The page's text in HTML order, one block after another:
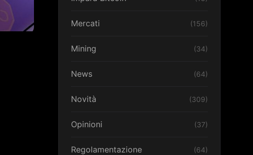
Mercati (156)
Mining (34)
News (64)
Novità (309)
Opinioni (37)
Regolamentazione (64)